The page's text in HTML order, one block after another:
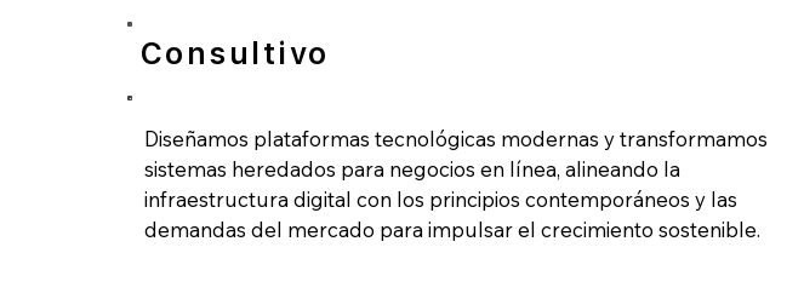
Consultivo
Diseñamos plataformas tecnológicas modernas y transformamos
sistemas heredados para negocios en línea, alineando la
infraestructura digital con los principios contemporáneos y las
demandas del mercado para impulsar el crecimiento sostenible.